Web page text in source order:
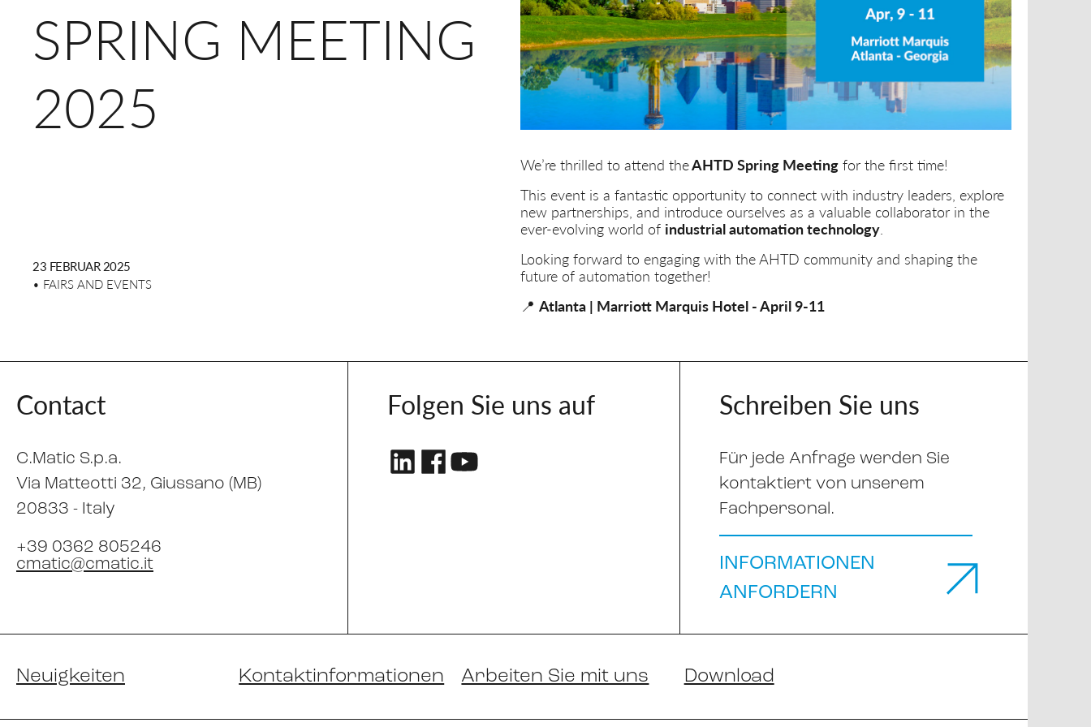
SPRING MEETING
2025
23 FEBRUAR 2025
• FAIRS AND EVENTS
We’re thrilled to attend theAHTD Spring Meeting for the first time!
This event is a fantastic opportunity to connect with industry leaders, explore
new partnerships, and introduce ourselves as a valuable collaborator in the
ever-evolving world of industrial automation technology
Looking forward to engaging with the AHTD community and shaping the
future of automation together!
📍 Atlanta | Marriott Marquis Hotel - April 9-11
Contact
C.Matic S.p.a.
Via Matteotti 32, Giussano (MB)
20833 - Italy
+39 0362 805246
cmatic@cmatic.it
Folgen Sie uns auf Schreiben Sie uns
Für jede Anfrage werden Sie
kontaktiert von unserem
Fachpersonal.
INFORMATIONEN
ANFORDERN
Neuigkeiten Kontaktinformationen Arbeiten Sie mit uns Download